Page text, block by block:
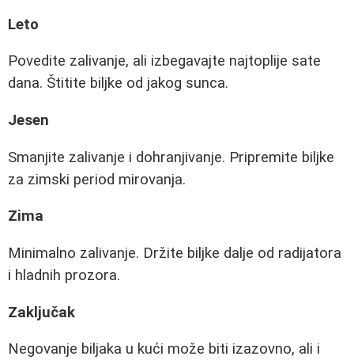
Leto
Povedite zalivanje, ali izbegavajte najtoplije sate
dana. Štitite biljke od jakog sunca.
Jesen
Smanjite zalivanje i dohranjivanje. Pripremite biljke
za zimski period mirovanja.
Zima
Minimalno zalivanje. Držite biljke dalje od radijatora
i hladnih prozora.
Zaključak
Negovanje biljaka u kući može biti izazovno, ali i